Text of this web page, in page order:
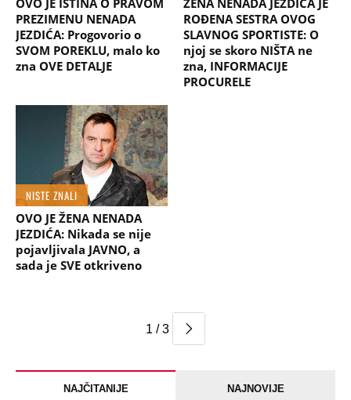
PREZIMENU NENADA
JEZDIĆA: Progovorio o
SVOM POREKLU, malo ko
zna OVE DETALJE
ROĐENA SESTRA OVOG
SLAVNOG SPORTISTE: O
njoj se skoro NIŠTA ne
zna, INFORMACIJE
PROCURELE
NISTE ZNALI
OVO JE ŽENA NENADA
JEZDIĆA: Nikada se nije
pojavljivala JAVNO, a
sada je SVE otkriveno
1 / 3
NAJČITANIJE NAJNOVIJE